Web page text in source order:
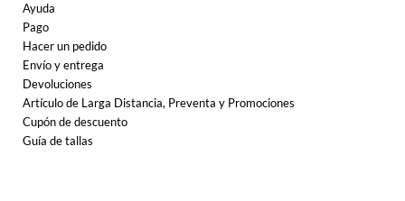
Ayuda
Pago
Hacer un pedido
Envío y entrega
Devoluciones
Artículo de Larga Distancia, Preventa y Promociones
Cupón de descuento
Guía de tallas